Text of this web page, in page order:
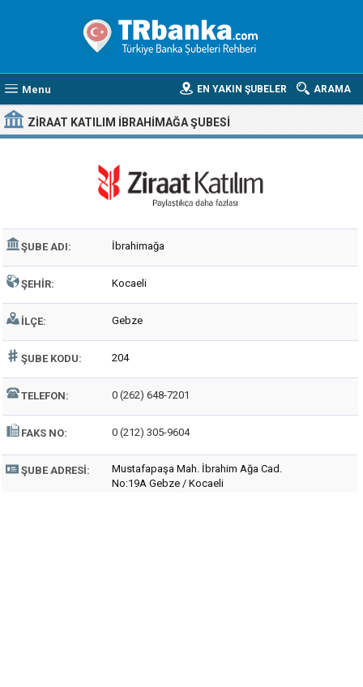
Menu ARAMA
EN YAKIN ŞUBELER
ZIRAAT KATILIM İBRAHIMAĞA ŞUBESI
ŞUBE ADI: İbrahimağa
ŞEHIR: Kocaeli
İLÇE: Gebze
ŞUBE KODU: 204
TELEFON: 0 (262) 648-7201
FAKS NO: 0 (212) 305-9604
ŞUBE ADRESI:
Mustafapaşa Mah. İbrahim Ağa Cad.
No:19A Gebze / Kocaeli